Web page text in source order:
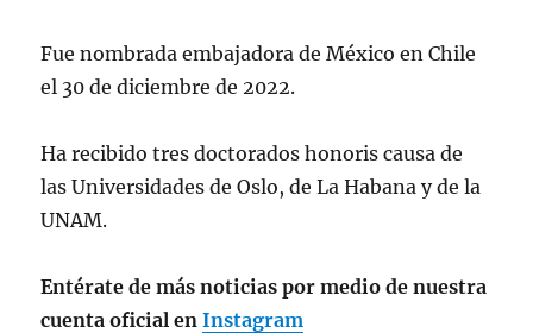
Fue nombrada embajadora de México en Chile
el 30 de diciembre de 2022.
Ha recibido tres doctorados honoris causa de
las Universidades de Oslo, de La Habana y de la
UNAM.
Entérate de más noticias por medio de nuestra
cuenta oficial enInstagram